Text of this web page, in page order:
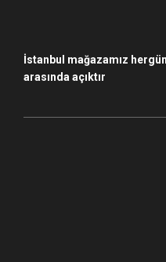
İstanbul mağazamız
arasında açıktır